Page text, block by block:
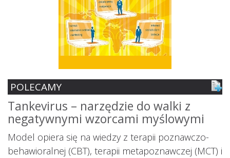
POLECAMY
Tankevirus – narzędzie do walki z
negatywnymi wzorcami myślowymi
Model opiera się na wiedzy z terapii poznawczo-
behawioralnej (CBT), terapii metapoznawczej (MCT) i